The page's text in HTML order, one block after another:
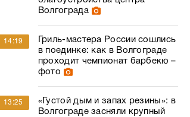
Волгограда
14:19
Гриль-мастера России сошлись
в поединке: как в Волгограде
проходит чемпионат барбекю –
фото
13:25
«Густой дым и запах резины»: в
Волгограде засняли крупный